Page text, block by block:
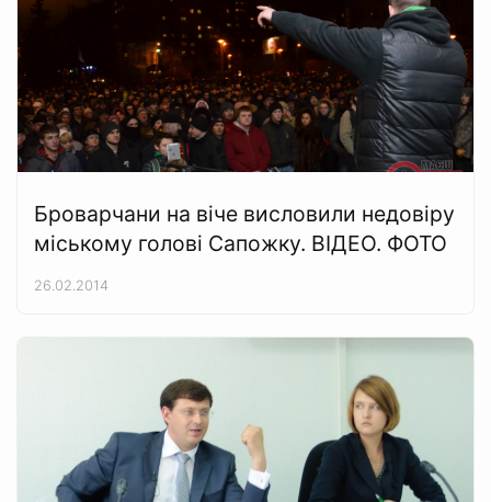
Броварчани на віче висловили недовіру
міському голові Сапожку. ВІДЕО. ФОТО
26.02.2014